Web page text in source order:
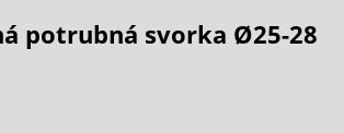
potrubná svorka Ø25-28